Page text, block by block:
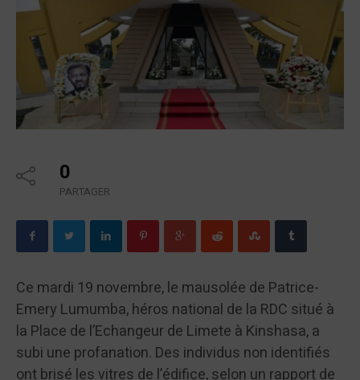
0
PARTAGER
Ce mardi 19 novembre, le mausolée de Patrice-
Emery Lumumba, héros national de la RDC situé à
la Place de l’Echangeur de Limete à Kinshasa, a
subi une profanation. Des individus non identifiés
ont brisé les vitres de l’édifice, selon un rapport de